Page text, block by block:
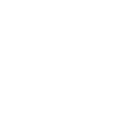
Et respondens David ait: "
transeat unus de pueris et
Dominus autem retribuet
iustitiam suam et fidem;
Dominus hodie in manu
manum meam in christum
Et sicut magnificata est
oculis meis, sic magnificetur
Domini, et liberet me de